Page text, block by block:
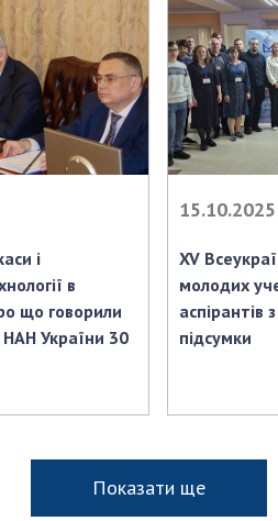
і
в
що говорили
НАН України 30
15.10.2025
XV
молодих
аспірантів
підсумки
Показати ще